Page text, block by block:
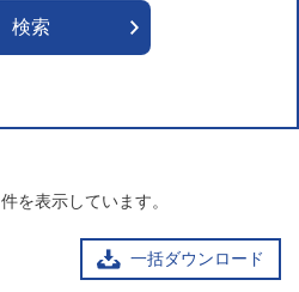
件を表示しています。
一括ダウンロード